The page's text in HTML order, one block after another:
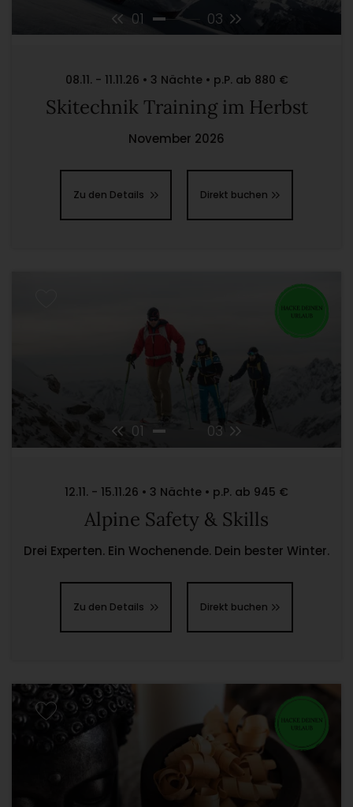
01 03
08.11. - 11.11.26 • 3 Nächte • p.P. ab 880 €
Skitechnik Training im Herbst
November 2026
Zu den Details Direkt buchen
01 03
12.11. - 15.11.26 • 3 Nächte • p.P. ab 945 €
Alpine Safety & Skills
Drei Experten. Ein Wochenende. Dein bester Winter.
Zu den Details Direkt buchen